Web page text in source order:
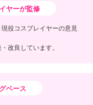
ヤーが監修
役コスプレイヤーの意見
改良しています。
ベース